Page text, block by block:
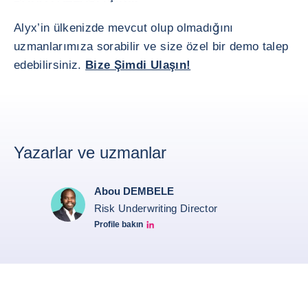
Alyx’in ülkenizde mevcut olup olmadığını
uzmanlarımıza sorabilir ve size özel bir demo talep
edebilirsiniz. Bize Şimdi Ulaşın!
Yazarlar ve uzmanlar
Abou DEMBELE
Risk Underwriting Director
Profile bakın
Abou Dembele linkedin